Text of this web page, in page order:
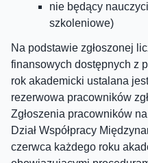
nie będący
szkoleniowe)
Na podstawie zgłoszonej
finansowych dostępnych z
rok akademicki ustalana
rezerwowa pracowników
Zgłoszenia pracowników
Dział Współpracy
czerwca każdego roku